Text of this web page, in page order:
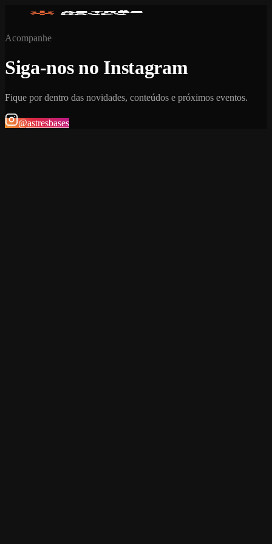
Acompanhe
Siga-nos no Instagram
Fique por dentro das novidades, conteúdos e próximos eventos.
@astresbases